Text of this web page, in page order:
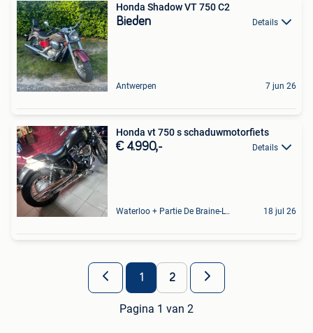
Honda Shadow VT 750 C2
Bieden Details
Antwerpen 7 jun 26
Honda vt 750 s schaduwmotorfiets
€ 4.990,- Details
Waterloo + Partie De Braine-L'Alleud, De Ohain 18 jul 26
1 2
Pagina 1 van 2